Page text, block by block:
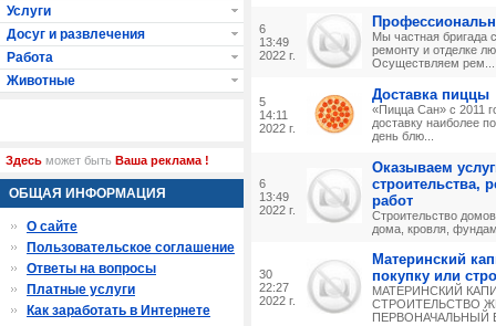
6
13:49
2022 г.
Мы частная бригада
ремонту и отделке
Осуществляем рем...
5
14:11
2022 г.
Доставка пиццы
«Пицца Сан» с 2011
доставку наиболее
день блю...
6
13:49
2022 г.
Оказываем
строительства,
работ
Строительство
дома, кровля,
30
22:27
2022 г.
Материнский
покупку или
МАТЕРИНСКИЙ
СТРОИТЕЛЬСТВО
ПЕРВОНАЧАЛЬНЫЙ
Услуги
Досуг и развлечения
Работа
Животные
Здесь может быть Ваша реклама !
ОБЩАЯ ИНФОРМАЦИЯ
О сайте
Пользовательское соглашение
Ответы на вопросы
Платные услуги
Как заработать в Интернете